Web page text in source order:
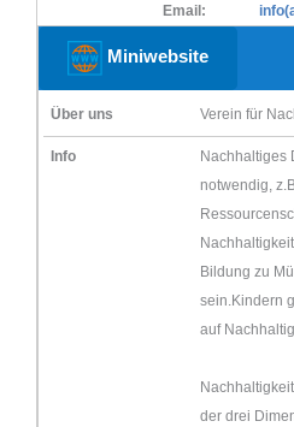
Email:
Miniwebsite
Über uns Verein für
Info
Nachhaltiges
notwendig,
Bildung zu
sein.Kindern
auf
der drei